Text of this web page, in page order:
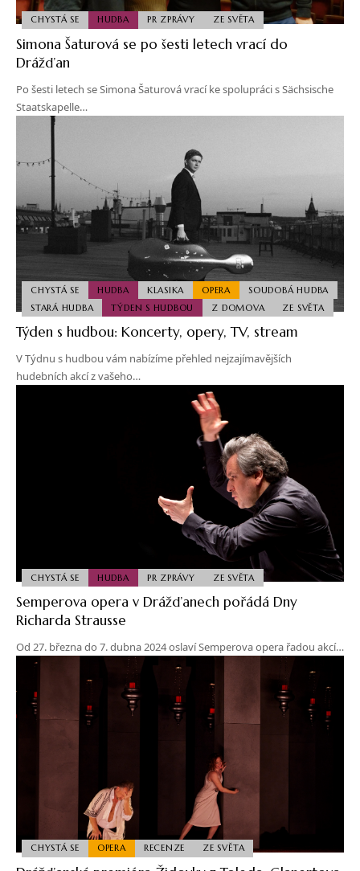
CHYSTÁ SE HUDBA PR ZPRÁVY ZE SVĚTA
Simona Šaturová se po šesti letech vrací do
Drážďan
Po šesti letech se Simona Šaturová vrací ke spolupráci s Sächsische
Staatskapelle…
CHYSTÁ SE HUDBA KLASIKA OPERA
SOUDOBÁ HUDBA
STARÁ HUDBA
TÝDEN S HUDBOU Z DOMOVA ZE SVĚTA
Týden s hudbou: Koncerty, opery, TV, stream
V Týdnu s hudbou vám nabízíme přehled nejzajímavějších
hudebních akcí z vašeho…
CHYSTÁ SE HUDBA PR ZPRÁVY ZE SVĚTA
Semperova opera v Drážďanech pořádá Dny
Richarda Strausse
Od 27. března do 7. dubna 2024 oslaví Semperova opera řadou akcí…
CHYSTÁ SE OPERA RECENZE ZE SVĚTA